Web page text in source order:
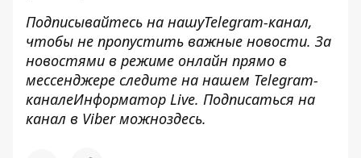
Подписывайтесь на нашуTelegram-канал,
чтобы не пропустить важные новости. За
новостями в режиме онлайн прямо в
мессенджере следите на нашем Telegram-
каналеИнформатор Live. Подписаться на
канал в Viber можноздесь.